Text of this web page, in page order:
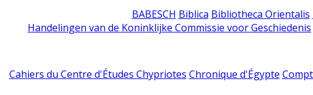
BABESCH Biblica Bibliotheca Orientalis
Handelingen van de Koninklijke Commissie voor Geschiedenis
Cahiers du Centre d'Études Chypriotes Chronique d'Égypte